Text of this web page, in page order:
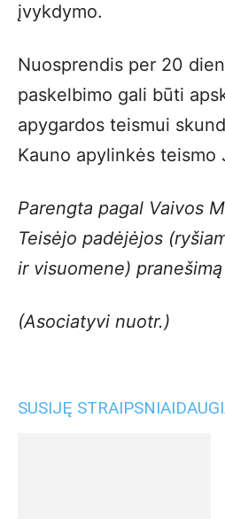
įvykdymo.
Nuosprendis per 20
paskelbimo gali būti
apygardos teismui
Kauno apylinkės teismo
Parengta pagal Vaivos
Teisėjo padėjėjos
ir visuomene) pranešimą
(Asociatyvi nuotr.)
SUSIJĘ STRAIPSNIAI